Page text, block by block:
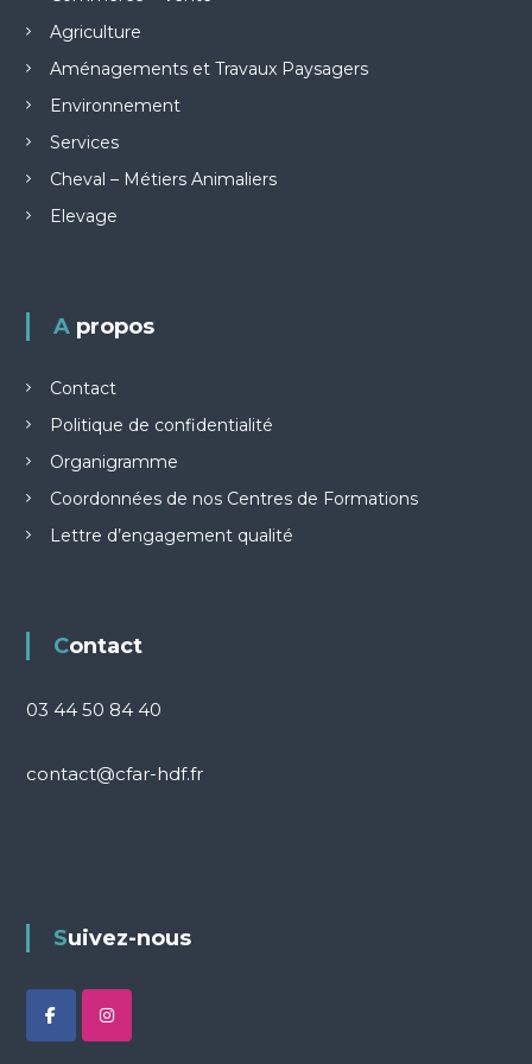
a
Agriculture
Aménagements et Travaux Paysagers
Environnement
Services
Cheval – Métiers Animaliers
Elevage
A propos
Contact
Politique de confidentialité
Organigramme
Coordonnées de nos Centres de Formations
Lettre d’engagement qualité
Contact
03 44 50 84 40
contact@cfar-hdf.fr
Suivez-nous